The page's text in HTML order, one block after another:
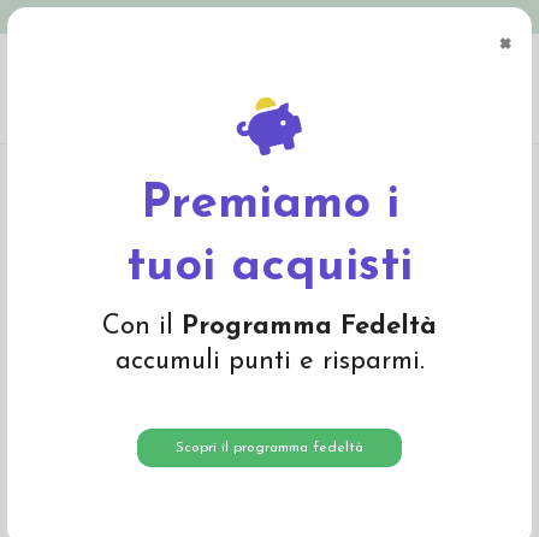
×
Premiamo i
tuoi acquisti
Con il Programma Fedeltà
accumuli punti e risparmi.
Scopri il programma fedeltà